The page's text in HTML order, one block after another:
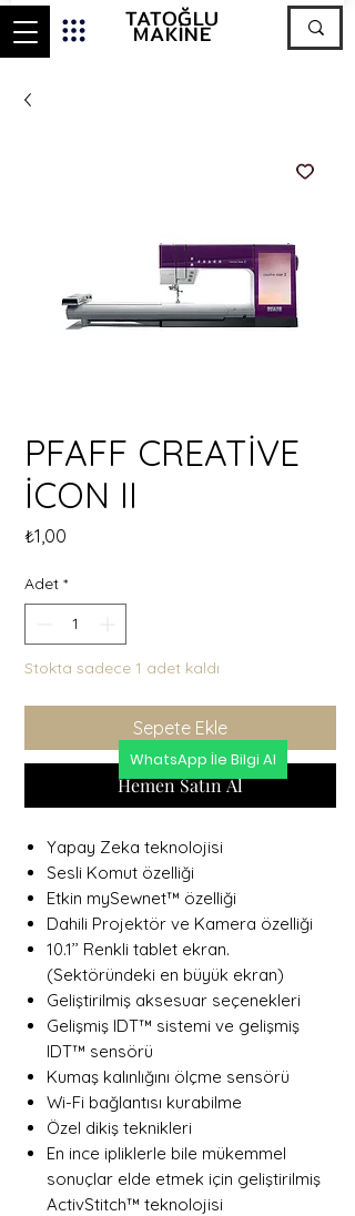
TATOĞLU
MAKİNE
PFAFF CREATİVE
İCON II
₺1,00
Adet *
Stokta sadece 1 adet kaldı
Sepete Ekle
Hemen Satın Al
Yapay Zeka teknolojisi
Sesli Komut özelliği
Etkin mySewnet™ özelliği
Dahili Projektör ve Kamera özelliği
10.1’’ Renkli tablet ekran.
(Sektöründeki en büyük ekran)
Geliştirilmiş aksesuar seçenekleri
Gelişmiş IDT™ sistemi ve gelişmiş
IDT™ sensörü
Kumaş kalınlığını ölçme sensörü
Wi-Fi bağlantısı kurabilme
Özel dikiş teknikleri
En ince ipliklerle bile mükemmel
sonuçlar elde etmek için geliştirilmiş
ActivStitch™ teknolojisi
WhatsApp İle Bilgi Al